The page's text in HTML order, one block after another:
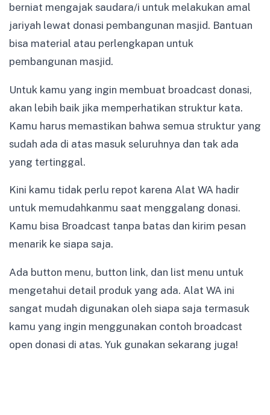
berniat mengajak saudara/i untuk melakukan amal
jariyah lewat donasi pembangunan masjid. Bantuan
bisa material atau perlengkapan untuk
pembangunan masjid.
Untuk kamu yang ingin membuat broadcast donasi,
akan lebih baik jika memperhatikan struktur kata.
Kamu harus memastikan bahwa semua struktur yang
sudah ada di atas masuk seluruhnya dan tak ada
yang tertinggal.
Kini kamu tidak perlu repot karena Alat WA hadir
untuk memudahkanmu saat menggalang donasi.
Kamu bisa Broadcast tanpa batas dan kirim pesan
menarik ke siapa saja.
Ada button menu, button link, dan list menu untuk
mengetahui detail produk yang ada. Alat WA ini
sangat mudah digunakan oleh siapa saja termasuk
kamu yang ingin menggunakan contoh broadcast
open donasi di atas. Yuk gunakan sekarang juga!